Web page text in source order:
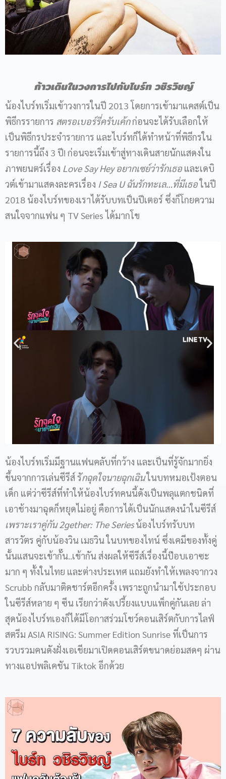
ก้าวเดินในวงการไปกับไบร์ท วชิรวิชญ์
น้องไบร์ทเริ่มเข้าวงการในปี 2013 โดยการเข้ามาแคสต์เป็น
พิธีกรรายการ สตรอเบอร์รี่ครับเค้กก่อนจะได้รับเลือกให้
เป็นพิธีกรประจำรายการ และไบร์ทก็ได้ทำหน้าที่พิธีกรใน
รายการนี้ถึง 3 ปี! ก่อนจะเริ่มเข้าสู่ทางเดินสายนักแสดงใน
ภาพยนตร์เรื่อง Love Say Hey อยากเซย์ว่ารักเธอ และเดบิ
วต์เข้ามาแสดงละครเรื่อง I Sea U ฉันรักทะเล…ที่มีเธอในปี
2018 น้องไบร์ทของเราได้รับบทเป็นปีเตอร์ ซึ่งก็โกยความ
สนใจจากแฟน ๆ TV Series ได้มากโข
น้องไบร์ทเริ่มมีฐานแฟนคลับที่กว้าง และเป็นที่รู้จักมากยิ่ง
ขึ้นจากการเล่นซีรีส์ รักฉุดใจนายฉุกเฉินในบทหมอเป้งตอน
เด็ก แต่ว่าซีรีส์ที่ทำให้น้องไบร์ทคนนี้ดังเป็นพลุแตกชนิดที่
เอาช้างมาฉุดก็หยุดไม่อยู่ คือการได้เป็นนักแสดงนำในซีรีส์
เพราะเราคู่กัน2gether: The Seriesน้องไบร์ทรับบท
สารวัตร คู่กับน้องวิน เมธวิน ในบทของไทน์ ซึ่งเคมีของทั้งคู่
นั้นแสนจะเข้ากั๊น..เข้ากัน ส่งผลให้ซีรีส์เรื่องนี้ป๊อบเอาซะ
มาก ๆ ทั้งในไทย และต่างประเทศ แถมยังทำให้เพลงจากวง
Scrubb กลับมาติดชาร์ตอีกครั้ง เพราะถูกนำมาใช้ประกอบ
ในซีรีส์หลาย ๆ ซีน เรียกว่าดังเปรี้ยงแบบแพ็กคู่กันเลย ล่า
สุดน้องไบร์ทเองก็ได้มีโอกาสร่วมโชว์คอนเสิร์ตกับการไลฟ์
สตรีม ASIA RISING: Summer Edition Sunrise ที่เป็นการ
รวบรวมคนดังฝั่งเอเชียมาเปิดคอนเสิร์ตขนาดย่อมสดๆ ผ่าน
ทางแอปพลิเคชัน Tiktok อีกด้วย